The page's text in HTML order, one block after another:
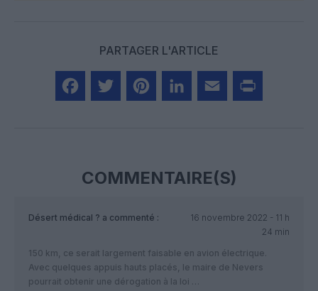
PARTAGER L'ARTICLE
COMMENTAIRE(S)
Désert médical ? a commenté :
16 novembre 2022 - 11 h
24 min
150 km, ce serait largement faisable en avion électrique.
Avec quelques appuis hauts placés, le maire de Nevers
pourrait obtenir une dérogation à la loi …